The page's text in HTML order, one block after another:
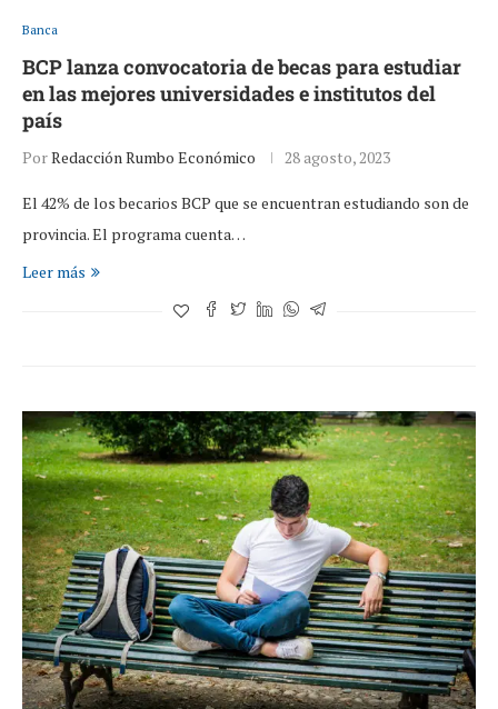
Banca
BCP lanza convocatoria de becas para estudiar
en las mejores universidades e institutos del
país
PorRedacción Rumbo Económico 28 agosto, 2023
El 42% de los becarios BCP que se encuentran estudiando son de
provincia. El programa cuenta…
Leer más